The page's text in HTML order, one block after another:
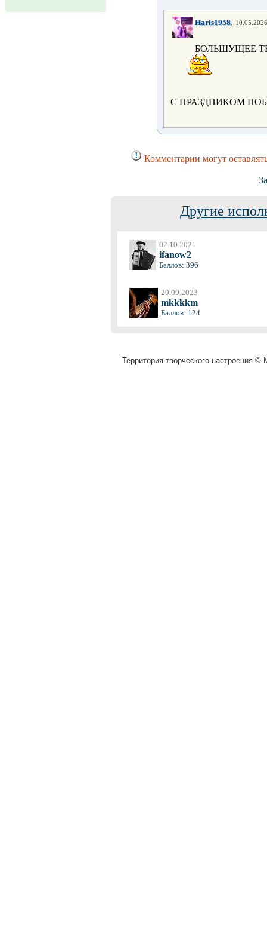
Haris1958,
БОЛЬШУЩЕЕ
С ПРАЗДНИКОМ
Комментарии могут
Другие
02.10.2021
ifanow2
Баллов: 396
29.09.2023
mkkkkm
Баллов: 124
Территория творческого настроения